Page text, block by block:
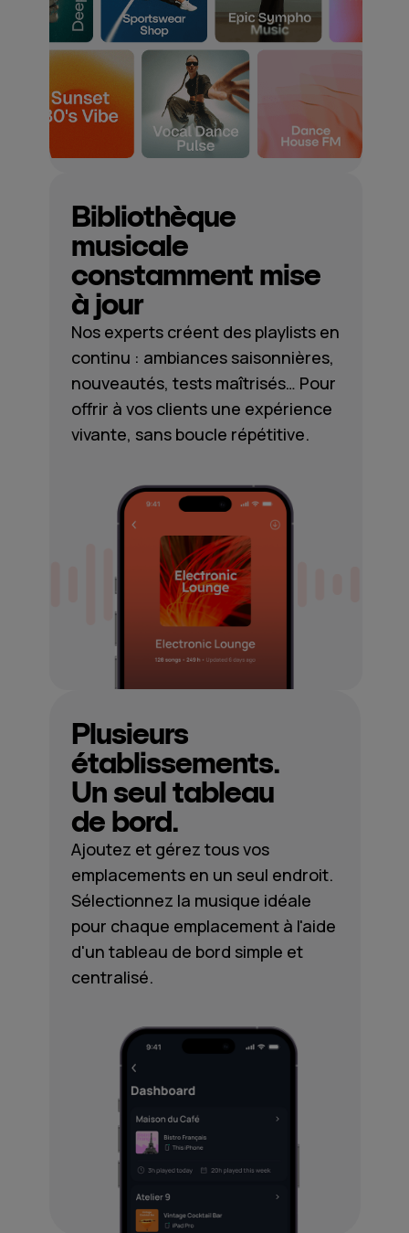
Bibliothèque
musicale
constamment mise
à jour
Nos experts créent des playlists en
continu : ambiances saisonnières,
nouveautés, tests maîtrisés… Pour
offrir à vos clients une expérience
vivante, sans boucle répétitive.
Plusieurs
établissements.
Un seul tableau
de bord.
Ajoutez et gérez tous vos
emplacements en un seul endroit.
Sélectionnez la musique idéale
pour chaque emplacement à l'aide
d'un tableau de bord simple et
centralisé.